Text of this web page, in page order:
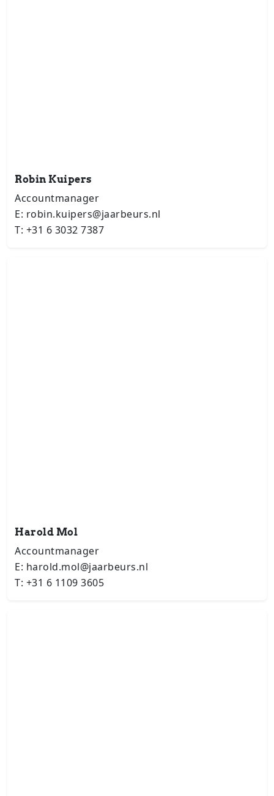
Robin Kuipers
Accountmanager
E: robin.kuipers@jaarbeurs.nl
T: +31 6 3032 7387
Harold Mol
Accountmanager
E: harold.mol@jaarbeurs.nl
T: +31 6 1109 3605